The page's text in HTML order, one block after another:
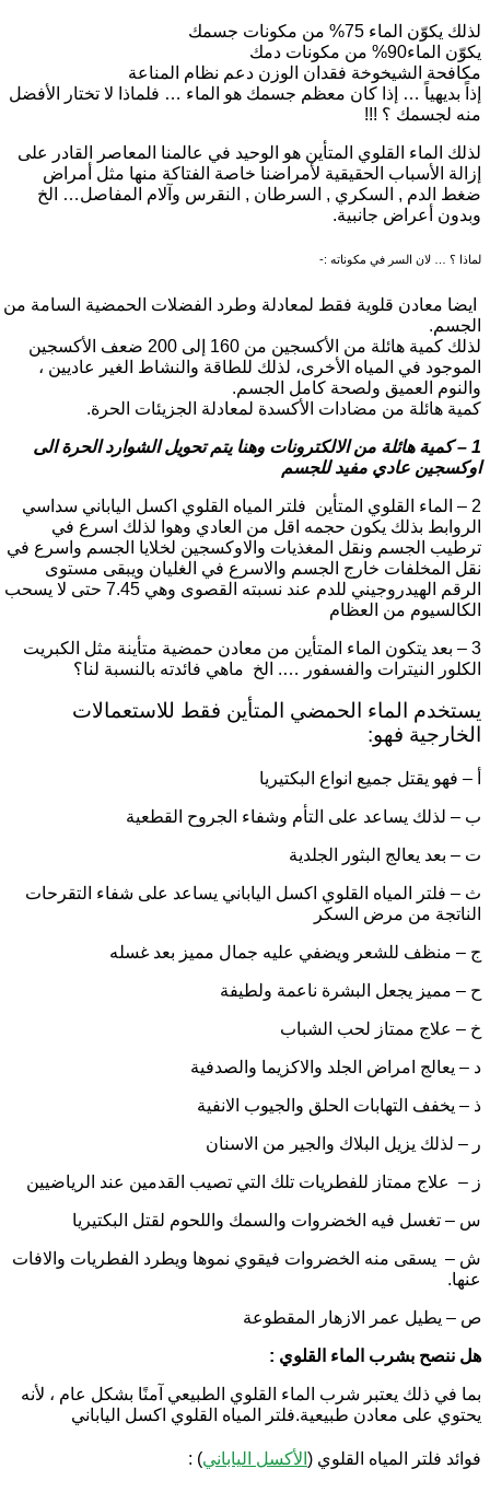
لذلك يكوّن الماء 75% من مكونات جسمك
يكوّن الماء90% من مكونات دمك
مكافحة الشيخوخة فقدان الوزن دعم نظام المناعة
إذاً بديهياً … إذا كان معظم جسمك هو الماء … فلماذا لا تختار الأفضل
منه لجسمك ؟ !!!
لذلك الماء القلوي المتأين هو الوحيد في عالمنا المعاصر القادر على
إزالة الأسباب الحقيقية لأمراضنا خاصة الفتاكة منها مثل أمراض
ضغط الدم , السكري , السرطان , النقرس وآلام المفاصل… الخ
وبدون أعراض جانبية.
لماذا ؟ … لان السر في مكوناته :-
ايضا معادن قلوية فقط لمعادلة وطرد الفضلات الحمضية السامة من
الجسم.
لذلك كمية هائلة من الأكسجين من 160 إلى 200 ضعف الأكسجين
الموجود في المياه الأخرى، لذلك للطاقة والنشاط الغير عاديين ،
والنوم العميق ولصحة كامل الجسم.
كمية هائلة من مضادات الأكسدة لمعادلة الجزيئات الحرة.
1 – كمية هائلة من الالكترونات وهنا يتم تحويل الشوارد الحرة الى
اوكسجين عادي مفيد للجسم
2 – الماء القلوي المتأين فلتر المياه القلوي اكسل الياباني سداسي
الروابط بذلك يكون حجمه اقل من العادي وهوا لذلك اسرع في
ترطيب الجسم ونقل المغذيات والاوكسجين لخلايا الجسم واسرع في
نقل المخلفات خارج الجسم والاسرع في الغليان ويبقى مستوى
الرقم الهيدروجيني للدم عند نسبته القصوى وهي 7.45 حتى لا يسحب
الكالسيوم من العظام
3 – بعد يتكون الماء المتأين من معادن حمضية متأينة مثل الكبريت
الكلور النيترات والفسفور …. الخ ماهي فائدته بالنسبة لنا؟
يستخدم الماء الحمضي المتأين فقط للاستعمالات
الخارجية فهو:
أ – فهو يقتل جميع انواع البكتيريا
ب – لذلك يساعد على التأم وشفاء الجروح القطعية
ت – بعد يعالج البثور الجلدية
ث – فلتر المياه القلوي اكسل الياباني يساعد على شفاء التقرحات
الناتجة من مرض السكر
ج – منظف للشعر ويضفي عليه جمال مميز بعد غسله
ح – مميز يجعل البشرة ناعمة ولطيفة
خ – علاج ممتاز لحب الشباب
د – يعالج امراض الجلد والاكزيما والصدفية
ذ – يخفف التهابات الحلق والجيوب الانفية
ر – لذلك يزيل البلاك والجير من الاسنان
ز – علاج ممتاز للفطريات تلك التي تصيب القدمين عند الرياضيين
س – تغسل فيه الخضروات والسمك واللحوم لقتل البكتيريا
ش – يسقى منه الخضروات فيقوي نموها ويطرد الفطريات والافات
عنها.
ص – يطيل عمر الازهار المقطوعة
هل ننصح بشرب الماء القلوي :
بما في ذلك يعتبر شرب الماء القلوي الطبيعي آمنًا بشكل عام ، لأنه
يحتوي على معادن طبيعية.فلتر المياه القلوي اكسل الياباني
فوائد فلتر المياه القلوي ( الأكسل الياباني) :